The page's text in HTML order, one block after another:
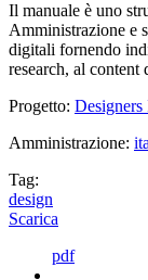
Il manuale è uno
Amministrazione e
digitali fornendo
research, al content
Progetto: Designers
Amministrazione:
Tag:
design
Scarica
pdf